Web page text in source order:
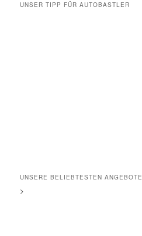
UNSER TIPP FÜR AUTOBASTLER
UNSERE BELIEBTESTEN ANGEBOTE
>